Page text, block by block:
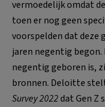
vermoedelijk omdat
toen er nog geen
voorspelden dat deze
jaren negentig begon.
negentig geboren is,
bronnen. Deloitte
Survey 2022dat Gen Z